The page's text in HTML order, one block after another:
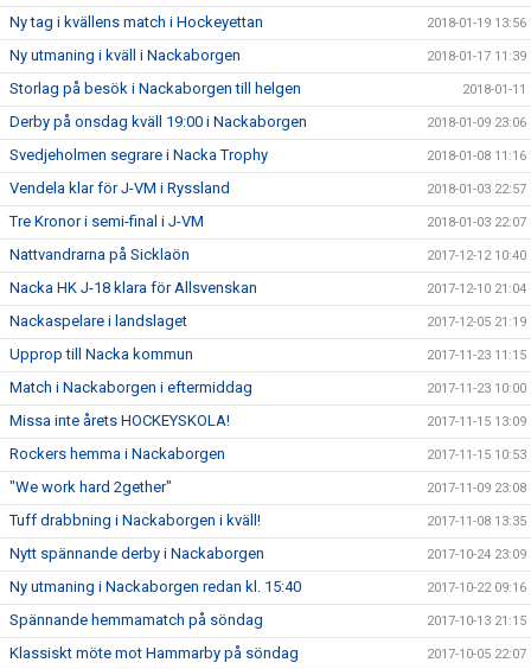
Ny tag i kvällens match i Hockeyettan 2018-01-19 13:56
Ny utmaning i kväll i Nackaborgen 2018-01-17 11:39
Storlag på besök i Nackaborgen till helgen 2018-01-11
Derby på onsdag kväll 19:00 i Nackaborgen 2018-01-09 23:06
Svedjeholmen segrare i Nacka Trophy 2018-01-08 11:16
Vendela klar för J-VM i Ryssland 2018-01-03 22:57
Tre Kronor i semi-final i J-VM 2018-01-03 22:07
Nattvandrarna på Sicklaön 2017-12-12 10:40
Nacka HK J-18 klara för Allsvenskan 2017-12-10 21:04
Nackaspelare i landslaget 2017-12-05 21:19
Upprop till Nacka kommun 2017-11-23 11:15
Match i Nackaborgen i eftermiddag 2017-11-23 10:00
Missa inte årets HOCKEYSKOLA! 2017-11-15 13:09
Rockers hemma i Nackaborgen 2017-11-15 10:53
"We work hard 2gether" 2017-11-09 23:08
Tuff drabbning i Nackaborgen i kväll! 2017-11-08 13:35
Nytt spännande derby i Nackaborgen 2017-10-24 23:09
Ny utmaning i Nackaborgen redan kl. 15:40 2017-10-22 09:16
Spännande hemmamatch på söndag 2017-10-13 21:15
Klassiskt möte mot Hammarby på söndag 2017-10-05 22:07